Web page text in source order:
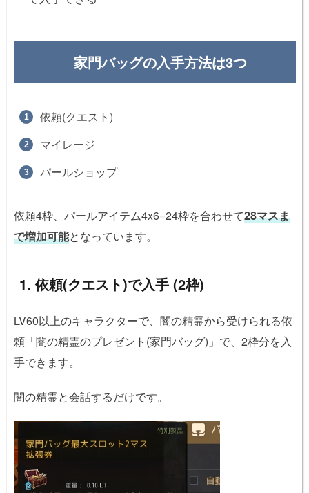
家門バッグの入手方法は3つ
依頼(クエスト)
マイレージ
パールショップ
依頼4枠、パールアイテム4x6=24枠を合わせて28マスま
で増加可能となっています。
1. 依頼(クエスト)で入手 (2枠)
LV60以上のキャラクターで、闇の精霊から受けられる依
頼「闇の精霊のプレゼント(家門バッグ)」で、2枠分を入
手できます。
闇の精霊と会話するだけです。